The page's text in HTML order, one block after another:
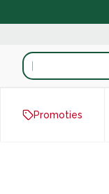
Product, merk,
Promoties